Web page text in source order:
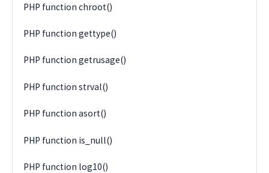
PHP function chroot()
PHP function gettype()
PHP function getrusage()
PHP function strval()
PHP function asort()
PHP function is_null()
PHP function log10()